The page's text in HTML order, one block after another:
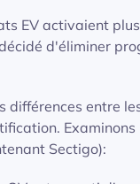
EV activaient
d'éliminer
différences entre
Sectigo):